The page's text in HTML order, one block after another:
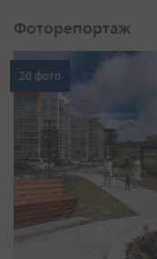
Фоторепортаж
20 фото